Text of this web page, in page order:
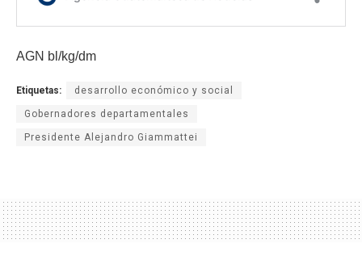
AGN bl/kg/dm
Etiquetas: desarrollo económico y social
Gobernadores departamentales
Presidente Alejandro Giammattei